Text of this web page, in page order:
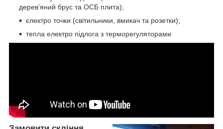
дерев’яний брус та ОСБ плита);
єлектро точки (світильники, вмикач та розетки);
тепла електро підлога з терморегуляторами